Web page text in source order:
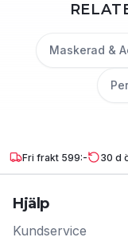
Maskerad &
Fri frakt 599:- 30 d
Hjälp
Kundservice